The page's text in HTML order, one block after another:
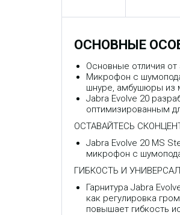
ОСНОВНЫЕ
Основные отличия
Микрофон с
шнуре, амбушюры из
Jabra Evolve 20
оптимизированным
ОСТАВАЙТЕСЬ
Jabra Evolve 20 MS
микрофон с
ГИБКОСТЬ И
Гарнитура Jabra
как регулировка
повышает гибкость